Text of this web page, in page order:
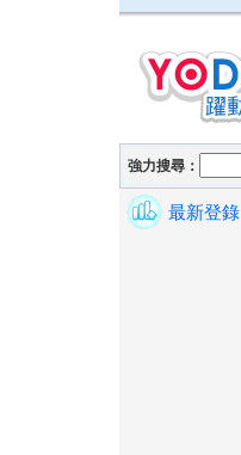
強力搜尋：
最新登錄